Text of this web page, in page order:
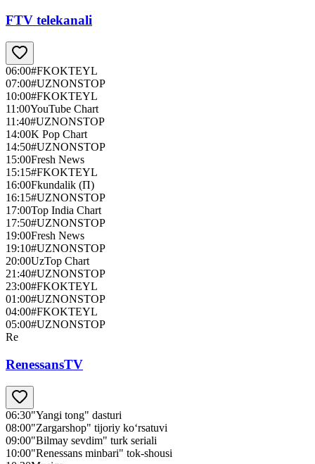
FTV telekanali
06:00#FKOKTEYL
07:00#UZNONSTOP
10:00#FKOKTEYL
11:00YouTube Chart
11:40#UZNONSTOP
14:00K Pop Chart
14:50#UZNONSTOP
15:00Fresh News
15:15#FKOKTEYL
16:00Fkundalik (П)
16:15#UZNONSTOP
17:00Top India Chart
17:50#UZNONSTOP
19:00Fresh News
19:10#UZNONSTOP
20:00UzTop Chart
21:40#UZNONSTOP
23:00#FKOKTEYL
01:00#UZNONSTOP
04:00#FKOKTEYL
05:00#UZNONSTOP
Re
RenessansTV
06:30"Yangi tong" dasturi
08:00"Zargarshop" tijoriy ko‘rsatuvi
09:00"Bilmay sevdim" turk seriali
10:00"Renessans minbari" tok-shousi